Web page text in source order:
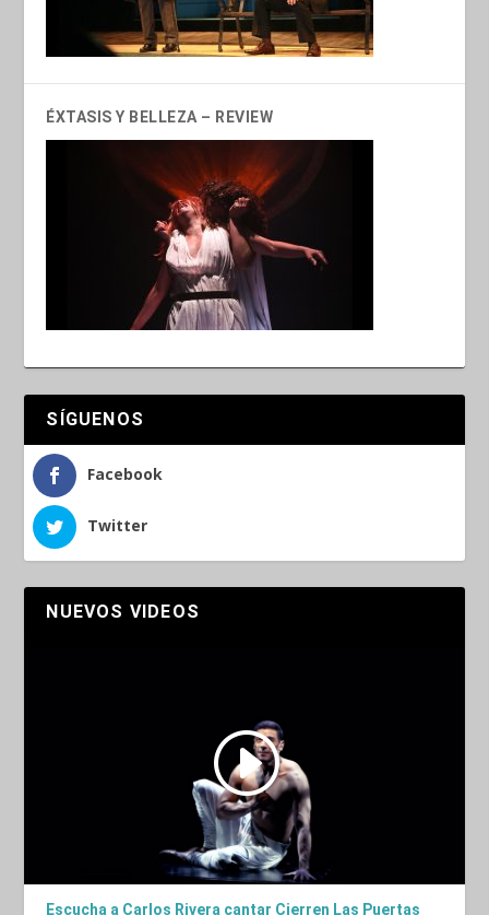
ÉXTASIS Y BELLEZA – REVIEW
SÍGUENOS
Facebook
Twitter
NUEVOS VIDEOS
Escucha a Carlos Rivera cantar Cierren Las Puertas